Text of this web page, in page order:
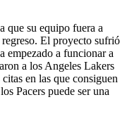
que su equipo fuera a
El proyecto sufrió
empezado a funcionar a
a los Angeles Lakers
en las que consiguen
Pacers puede ser una